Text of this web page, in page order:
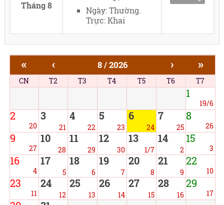
Tháng 8
Ngày: Thường.
Trực: Khai
« ‹ 8 / 2026 › »
CN T2 T3 T4 T5 T6 T7
1
19/6
2
20
3
21
4
22
5
23
6
24
7
25
8
26
9
27
10
28
11
29
12
30
13
1/7
14
2
15
3
16
4
17
5
18
6
19
7
20
8
21
9
22
10
23
11
24
12
25
13
26
14
27
15
28
16
29
17